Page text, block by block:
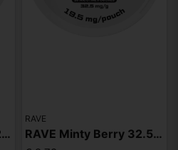
RAVE Merry Cherry 32.5mg
RAVE
RAVE Minty Berry 32.5mg